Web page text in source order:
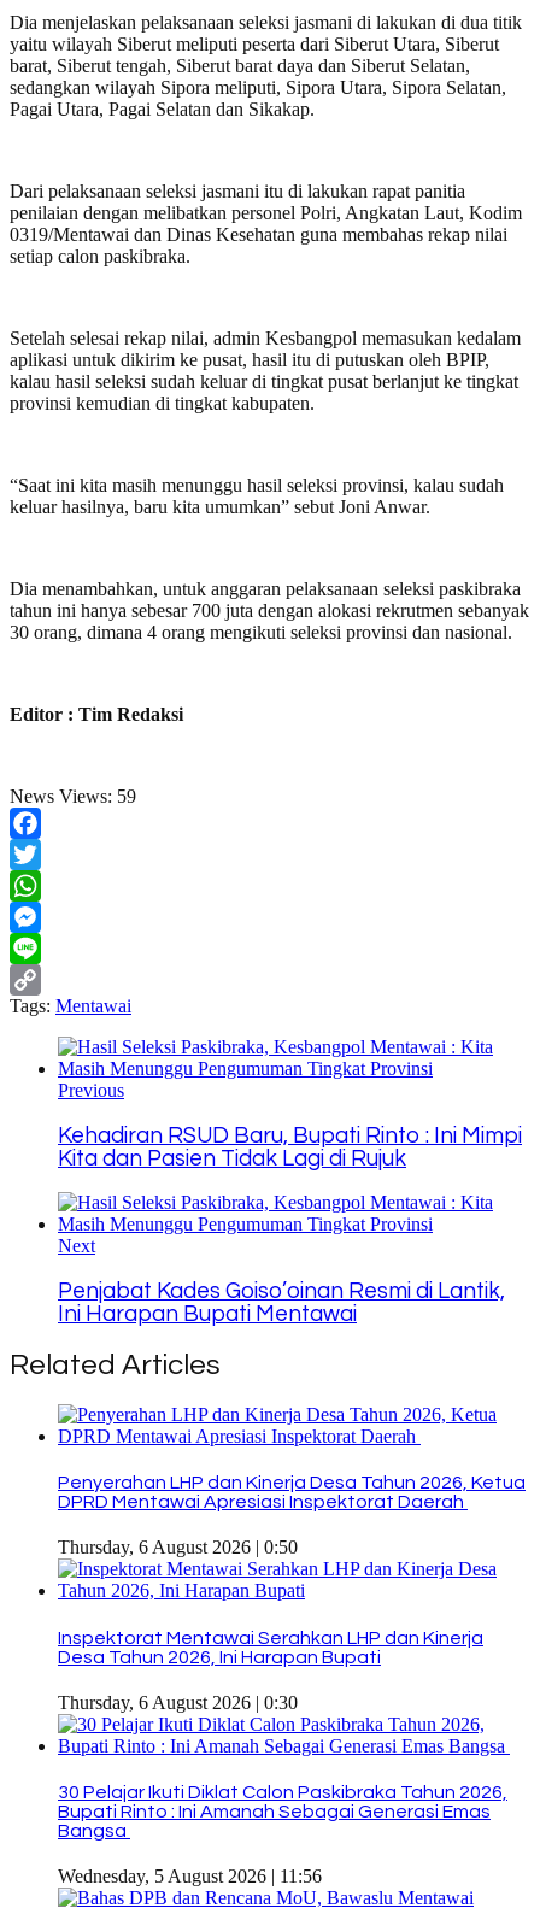
Dia menjelaskan pelaksanaan seleksi jasmani di lakukan di dua titik
yaitu wilayah Siberut meliputi peserta dari Siberut Utara, Siberut
barat, Siberut tengah, Siberut barat daya dan Siberut Selatan,
sedangkan wilayah Sipora meliputi, Sipora Utara, Sipora Selatan,
Pagai Utara, Pagai Selatan dan Sikakap.
Dari pelaksanaan seleksi jasmani itu di lakukan rapat panitia
penilaian dengan melibatkan personel Polri, Angkatan Laut, Kodim
0319/Mentawai dan Dinas Kesehatan guna membahas rekap nilai
setiap calon paskibraka.
Setelah selesai rekap nilai, admin Kesbangpol memasukan kedalam
aplikasi untuk dikirim ke pusat, hasil itu di putuskan oleh BPIP,
kalau hasil seleksi sudah keluar di tingkat pusat berlanjut ke tingkat
provinsi kemudian di tingkat kabupaten.
“Saat ini kita masih menunggu hasil seleksi provinsi, kalau sudah
keluar hasilnya, baru kita umumkan” sebut Joni Anwar.
Dia menambahkan, untuk anggaran pelaksanaan seleksi paskibraka
tahun ini hanya sebesar 700 juta dengan alokasi rekrutmen sebanyak
30 orang, dimana 4 orang mengikuti seleksi provinsi dan nasional.
Editor : Tim Redaksi
News Views: 59
Facebook
Twitter
WhatsApp
Messenger
Line
Copy
Tags: Mentawai
Previous
Kehadiran RSUD Baru, Bupati Rinto : Ini Mimpi
Kita dan Pasien Tidak Lagi di Rujuk
Next
Penjabat Kades Goiso’oinan Resmi di Lantik,
Ini Harapan Bupati Mentawai
Related Articles
Penyerahan LHP dan Kinerja Desa Tahun 2026, Ketua
DPRD Mentawai Apresiasi Inspektorat Daerah
Thursday, 6 August 2026 | 0:50
Inspektorat Mentawai Serahkan LHP dan Kinerja
Desa Tahun 2026, Ini Harapan Bupati
Thursday, 6 August 2026 | 0:30
30 Pelajar Ikuti Diklat Calon Paskibraka Tahun 2026,
Bupati Rinto : Ini Amanah Sebagai Generasi Emas
Bangsa
Wednesday, 5 August 2026 | 11:56